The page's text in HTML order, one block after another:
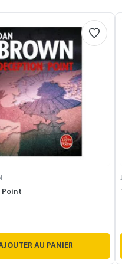
Point
AU PANIER